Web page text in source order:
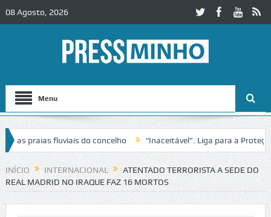
08 Agosto, 2026
Menu
praias fluviais do concelho “Inaceitável”. Liga para a Proteção
de trânsito no IC2 em Alcobaça Igreja do Castelo de Cerveira
INÍCIO INTERNACIONAL
ATENTADO TERRORISTA A SEDE DO
REAL MADRID NO IRAQUE FAZ 16 MORTOS